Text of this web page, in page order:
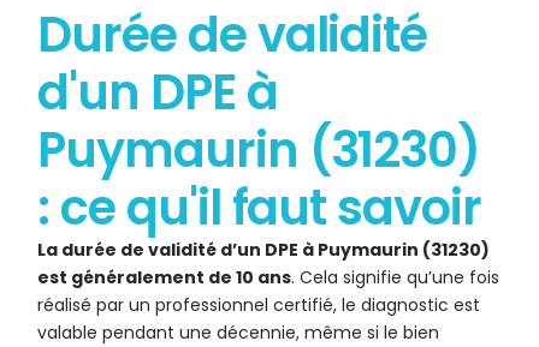
Durée de validité
d'un DPE à
Puymaurin (31230)
: ce qu'il faut savoir
La durée de validité d’un DPE à Puymaurin (31230)
est généralement de 10 ans. Cela signifie qu’une fois
réalisé par un professionnel certifié, le diagnostic est
valable pendant une décennie, même si le bien